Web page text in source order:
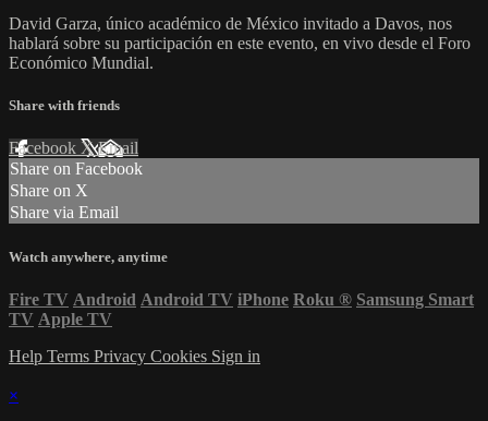
David Garza, único académico de México invitado a Davos, nos
hablará sobre su participación en este evento, en vivo desde el Foro
Económico Mundial.
Share with friends
Facebook XEmail
Share on Facebook
Share on X
Share via Email
Watch anywhere, anytime
Fire TV Android Android TV iPhone Roku ® Samsung Smart
TV Apple TV
Help Terms Privacy Cookies Sign in
×